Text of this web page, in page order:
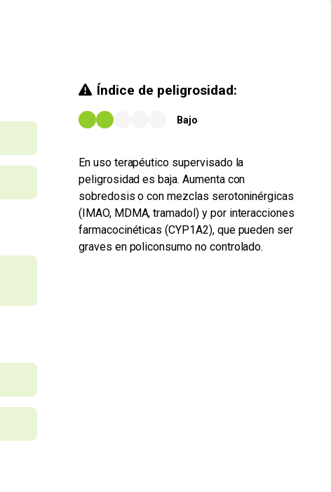
Índice de peligrosidad:
Bajo
En uso terapéutico supervisado la
peligrosidad es baja. Aumenta con
sobredosis o con mezclas serotoninérgicas
(IMAO, MDMA, tramadol) y por interacciones
farmacocinéticas (CYP1A2), que pueden ser
graves en policonsumo no controlado.